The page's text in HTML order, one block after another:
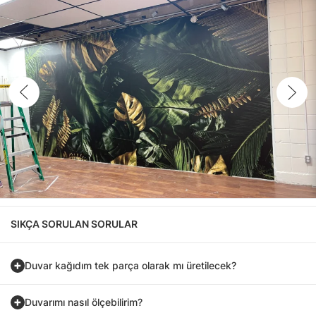
SIKÇA SORULAN SORULAR
Duvar kağıdım tek parça olarak mı üretilecek?
Duvarımı nasıl ölçebilirim?